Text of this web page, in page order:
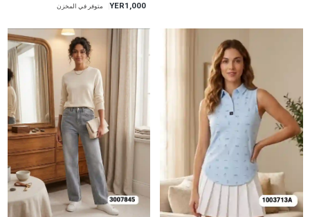
YER1,000 متوفر في المخزن